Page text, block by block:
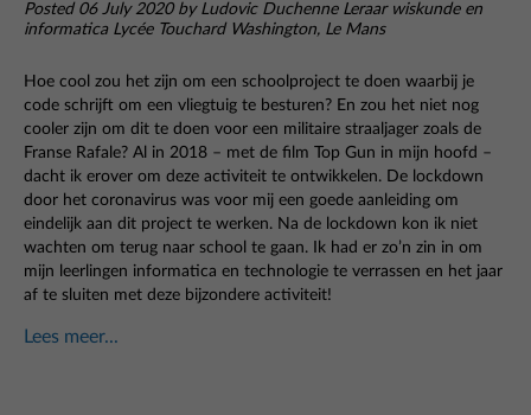
Posted 06 July 2020 by Ludovic Duchenne Leraar wiskunde en
informatica Lycée Touchard Washington, Le Mans
Hoe cool zou het zijn om een schoolproject te doen waarbij je
code schrijft om een vliegtuig te besturen? En zou het niet nog
cooler zijn om dit te doen voor een militaire straaljager zoals de
Franse Rafale? Al in 2018 – met de film Top Gun in mijn hoofd –
dacht ik erover om deze activiteit te ontwikkelen. De lockdown
door het coronavirus was voor mij een goede aanleiding om
eindelijk aan dit project te werken. Na de lockdown kon ik niet
wachten om terug naar school te gaan. Ik had er zo’n zin in om
mijn leerlingen informatica en technologie te verrassen en het jaar
af te sluiten met deze bijzondere activiteit!
Lees meer...